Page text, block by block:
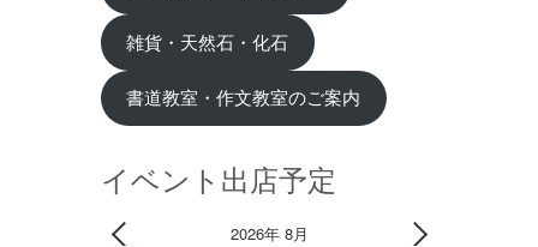
雑貨・天然石・化石
書道教室・作文教室のご案内
イベント出店予定
2026年 8月